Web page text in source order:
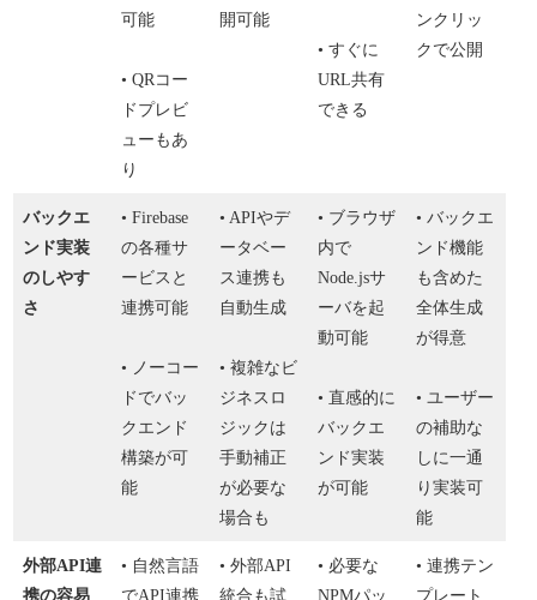
可能
• QRコー
ドプレビ
ューもあ
り
開可能
• すぐに
URL共有
できる
ンクリッ
クで公開
バックエ
ンド実装
のしやす
さ
• Firebase
の各種サ
ービスと
連携可能
• ノーコー
ドでバッ
クエンド
構築が可
能
• APIやデ
ータベー
ス連携も
自動生成
• 複雑なビ
ジネスロ
ジックは
手動補正
が必要な
場合も
• ブラウザ
内で
Node.jsサ
ーバを起
動可能
• 直感的に
バックエ
ンド実装
が可能
• バックエ
ンド機能
も含めた
全体生成
が得意
• ユーザー
の補助な
しに一通
り実装可
能
外部API連
携の容易
• 自然言語
でAPI連携
• 外部API
統合も試
• 必要な
NPMパッ
• 連携テン
プレート